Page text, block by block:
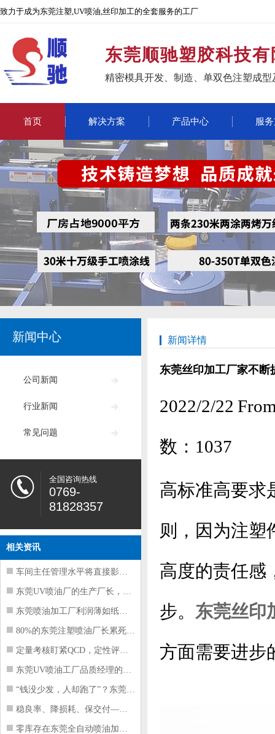
致力于成为东莞注塑,UV喷油,丝印加工的全套服务的工厂
东莞顺驰塑胶科技
精密模具开发、制造、单双色注塑成
首页 解决方案 产品中心 服
新闻中心
公司新闻
行业新闻
常见问题
全国咨询热线
0769-
81828357
相关资讯
车间主任管理水平将直接影响东莞注塑件
东莞UV喷油厂的生产厂长，到底在给工
东莞喷油加工厂利润薄如纸？这四项基本
80%的东莞注塑喷油厂长累死累活，利
定量考核盯紧QCD，定性评价看好配合
东莞UV喷油工厂品质经理的四项核心管
“钱没少发，人却跑了”？东莞注塑喷油
稳良率、降损耗、保交付——东莞这家U
零库存在东莞全自动喷油加工厂不可行的
新闻详情
东莞丝印加工厂家不断
2022/2/22
数： 1037
高标准高要求
则，因为注塑
高度的责任感
步。 东莞丝印
方面需要进步